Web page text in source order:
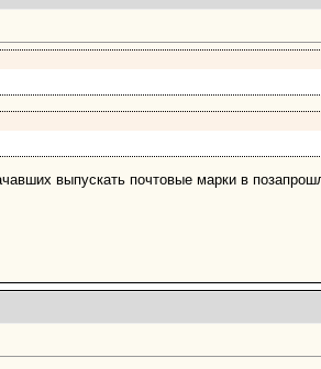
выпускать почтовые марки в